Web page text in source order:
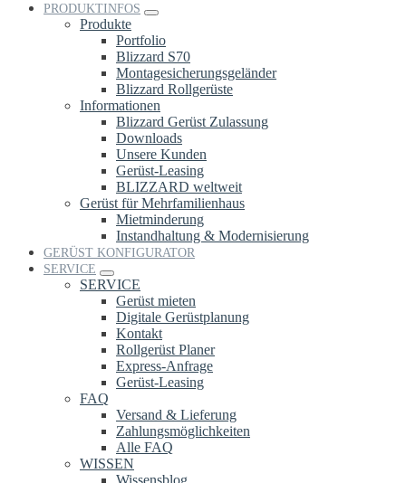
PRODUKTINFOS
Produkte
Portfolio
Blizzard S70
Montagesicherungsgeländer
Blizzard Rollgerüste
Informationen
Blizzard Gerüst Zulassung
Downloads
Unsere Kunden
Gerüst-Leasing
BLIZZARD weltweit
Gerüst für Mehrfamilienhaus
Mietminderung
Instandhaltung & Modernisierung
GERÜST KONFIGURATOR
SERVICE
SERVICE
Gerüst mieten
Digitale Gerüstplanung
Kontakt
Rollgerüst Planer
Express-Anfrage
Gerüst-Leasing
FAQ
Versand & Lieferung
Zahlungsmöglichkeiten
Alle FAQ
WISSEN
Wissensblog